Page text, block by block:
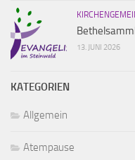
13. JUNI 2026
KATEGORIEN
Allgemein
Atempause